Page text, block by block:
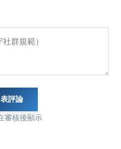
評論
審核後顯示